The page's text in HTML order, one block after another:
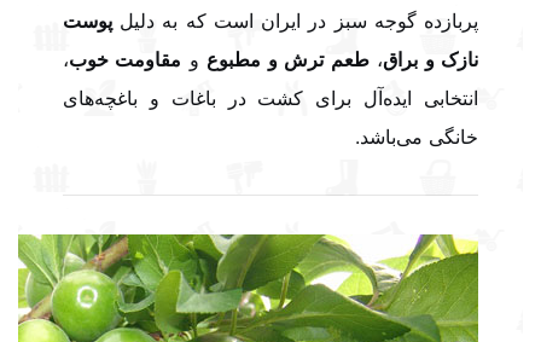
پربازده گوجه سبز در ایران است که به دلیل پوست
نازک و براق،طعم ترش و مطبوع و مقاومت خوب،
انتخابی ایده‌آل برای کشت در باغات و باغچه‌های
خانگی می‌باشد.